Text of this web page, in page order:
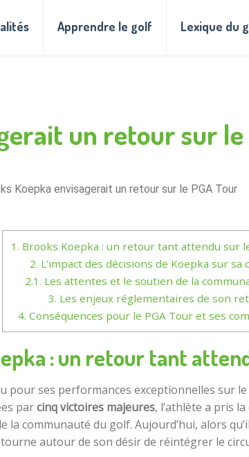
Apprendre le golf Lexique du
un retour sur le
Koepka envisagerait un retour sur le PGA Tour
1. Brooks Koepka : un retour tant attendu sur
2. L’impact des décisions de Koepka sur sa
2.1. Les attentes et le soutien de la
3. Les enjeux réglementaires de son
4. Conséquences pour le PGA Tour et ses
: un retour tant
ses performances exceptionnelles sur
parcinq victoires majeures, l’athlète a pris
la communauté du golf. Aujourd’hui, alors
tourne autour de son désir de réintégrer le